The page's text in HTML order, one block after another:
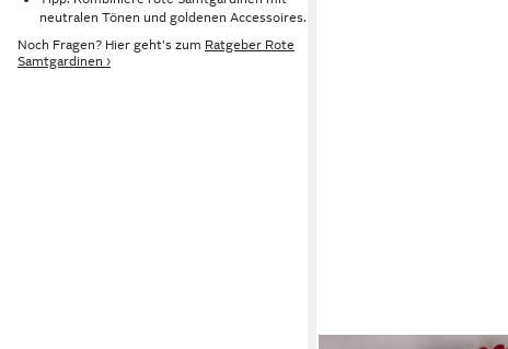
neutralen Tönen und goldenen Accessoires.
Noch Fragen? Hier geht's zum Ratgeber Rote
Samtgardinen ›